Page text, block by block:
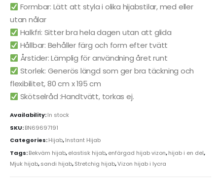
Formbar: Lätt att styla i olika hijabstilar, med eller
utan nålar
Halkfri: Sitter bra hela dagen utan att glida
Hållbar: Behåller färg och form efter tvätt
Årstider: Lämplig för användning året runt
Storlek: Generös längd som ger bra täckning och
flexibilitet, 80 cm x 195 cm
Skötselråd :Handtvätt, torkas ej.
Availability:In stock
SKU:BN69697191
Categories:Hijab,Instant Hijab
Tags:Bekväm hijab,elastisk hijab,enfärgad hijab vizon,hijab i en del,
Mjuk hijab,sandi hijab,Stretchig hijab,Vizon hijab i lycra